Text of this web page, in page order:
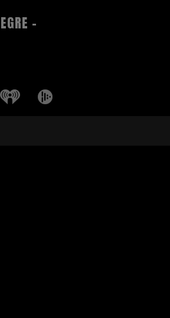
-